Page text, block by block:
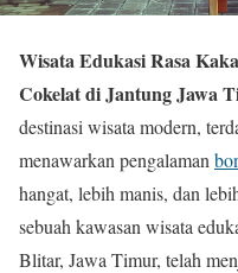
Wisata Edukasi Rasa
Cokelat di Jantung Jawa
destinasi wisata modern,
menawarkan pengalaman
hangat, lebih manis, dan
sebuah kawasan wisata
Blitar, Jawa Timur, telah